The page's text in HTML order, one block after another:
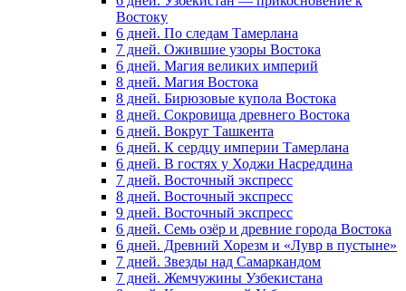
Востоку
6 дней. По следам Тамерлана
7 дней. Ожившие узоры Востока
6 дней. Магия великих империй
8 дней. Магия Востока
8 дней. Бирюзовые купола Востока
8 дней. Сокровища древнего Востока
6 дней. Вокруг Ташкента
6 дней. К сердцу империи Тамерлана
6 дней. В гостях у Ходжи Насреддина
7 дней. Восточный экспресс
8 дней. Восточный экспресс
9 дней. Восточный экспресс
6 дней. Семь озёр и древние города Востока
6 дней. Древний Хорезм и «Лувр в пустыне»
7 дней. Звезды над Самаркандом
7 дней. Жемчужины Узбекистана